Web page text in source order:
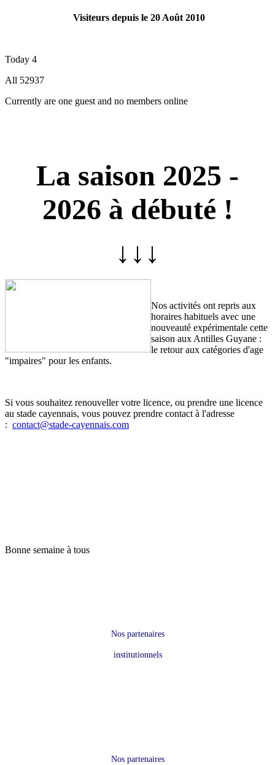
Visiteurs depuis le 20 Août 2010
Today 4
All 52937
Currently are one guest and no members online
La saison 2025 -
2026 à débuté !
↓↓↓
Nos activités ont repris aux
horaires habituels avec une
nouveauté expérimentale cette
saison aux Antilles Guyane :
le retour aux catégories d'age
"impaires" pour les enfants.
Si vous souhaitez renouveller votre licence, ou prendre une licence
au stade cayennais, vous pouvez prendre contact à l'adresse
: contact@stade-cayennais.com
Bonne semaine à tous
Nos partenaires
institutionnels
Nos partenaires